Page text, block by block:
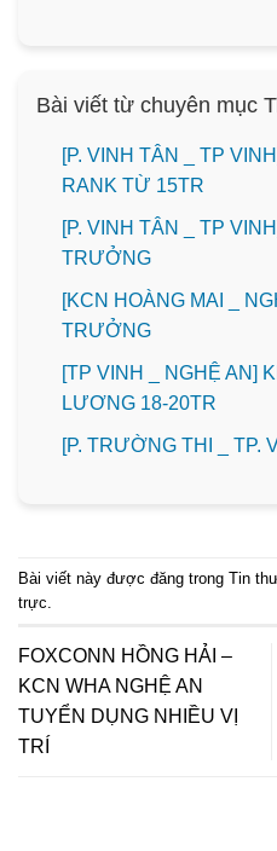
Bài viết từ chuyên mục
[P. VINH TÂN _ TP
RANK TỪ 15TR
[P. VINH TÂN _ TP
TRƯỞNG
️[KCN HOÀNG MAI _
TRƯỞNG
[TP VINH _ NGHỆ AN]
LƯƠNG 18-20TR
️[P. TRƯỜNG THI _ TP.
Bài viết này được đăng trong Tin
trực
FOXCONN HỒNG HẢI –
KCN WHA NGHỆ AN
TUYỂN DỤNG NHIỀU VỊ
TRÍ